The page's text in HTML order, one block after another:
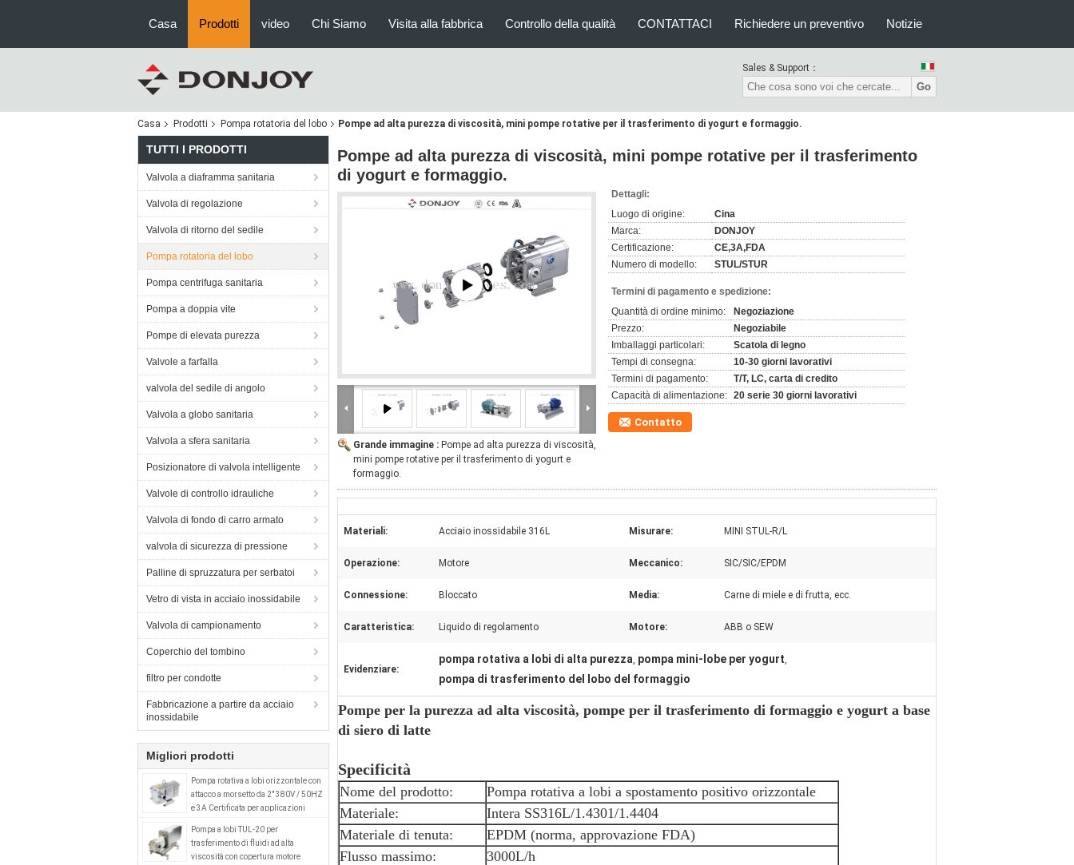
Casa Prodotti video Chi Siamo Visita alla fabbrica Controllo della qualità CONTATTACI Richiedere un preventivo Notizie
Sales & Support：
Go
Casa Prodotti Pompa rotatoria del lobo Pompe ad alta purezza di viscosità, mini pompe rotative per il trasferimento di yogurt e formaggio.
TUTTI I PRODOTTI
Valvola a diaframma sanitaria
Valvola di regolazione
Valvola di ritorno del sedile
Pompa rotatoria del lobo
Pompa centrifuga sanitaria
Pompa a doppia vite
Pompe di elevata purezza
Valvole a farfalla
valvola del sedile di angolo
Valvola a globo sanitaria
Valvola a sfera sanitaria
Posizionatore di valvola intelligente
Valvole di controllo idrauliche
Valvola di fondo di carro armato
valvola di sicurezza di pressione
Palline di spruzzatura per serbatoi
Vetro di vista in acciaio inossidabile
Valvola di campionamento
Coperchio del tombino
filtro per condotte
Fabbricazione a partire da acciaio
inossidabile
Migliori prodotti
Pompa rotativa a lobi orizzontale con
attacco a morsetto da 2" 380V / 50HZ
e 3A Certificata per applicazioni
Pompa a lobi TUL-20 per
trasferimento di fluidi ad alta
viscosità con copertura motore
Pompe ad alta purezza di viscosità, mini pompe rotative per il trasferimento
di yogurt e formaggio.
Grande immagine : Pompe ad alta purezza di viscosità,
mini pompe rotative per il trasferimento di yogurt e
formaggio.
Dettagli:
Luogo di origine:
Cina
Marca:
DONJOY
Certificazione:
CE,3A,FDA
Numero di modello:
STUL/STUR
Termini di pagamento e spedizione:
Quantità di ordine minimo:
Negoziazione
Prezzo:
Negoziabile
Imballaggi particolari:
Scatola di legno
Tempi di consegna:
10-30 giorni lavorativi
Termini di pagamento:
T/T, LC, carta di credito
Capacità di alimentazione: 20 serie 30 giorni lavorativi
Contatto
Materiali: Acciaio inossidabile 316L Misurare: MINI STUL-R/L
Operazione: Motore Meccanico: SIC/SIC/EPDM
Connessione: Bloccato Media: Carne di miele e di frutta, ecc.
Caratteristica: Liquido di regolamento Motore: ABB o SEW
Evidenziare:
pompa rotativa a lobi di alta purezza, pompa mini-lobe per yogurt,
pompa di trasferimento del lobo del formaggio
Pompe per la purezza ad alta viscosità, pompe per il trasferimento di formaggio e yogurt a base
di siero di latte
Specificità
Nome del prodotto:
Pompa rotativa a lobi a spostamento positivo orizzontale
Materiale:
Intera SS316L/1.4301/1.4404
Materiale di tenuta:
EPDM (norma, approvazione FDA)
Flusso massimo:
3000L/h